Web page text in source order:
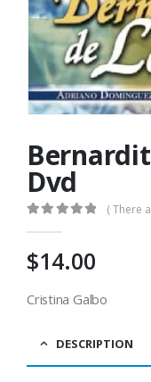
Dvd
( There
$14.00
Cristina Galbo
DESCRIPTION